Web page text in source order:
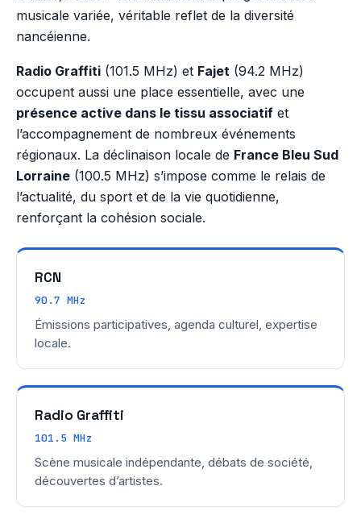
musicale variée, véritable reflet de la diversité
nancéienne.
Radio Graffiti (101.5 MHz) et Fajet (94.2 MHz)
occupent aussi une place essentielle, avec une
présence active dans le tissu associatif et
l’accompagnement de nombreux événements
régionaux. La déclinaison locale de France Bleu Sud
Lorraine (100.5 MHz) s’impose comme le relais de
l’actualité, du sport et de la vie quotidienne,
renforçant la cohésion sociale.
RCN
90.7 MHz
Émissions participatives, agenda culturel, expertise
locale.
Radio Graffiti
101.5 MHz
Scène musicale indépendante, débats de société,
découvertes d’artistes.